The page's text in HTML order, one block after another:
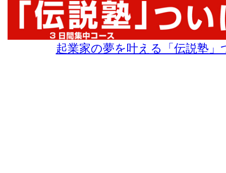
起業家の夢を叶える「伝説塾」